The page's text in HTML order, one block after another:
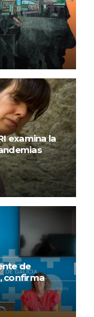
examina la
de
confirma